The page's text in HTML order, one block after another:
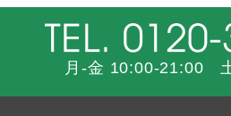
月-金 10:00-21:00